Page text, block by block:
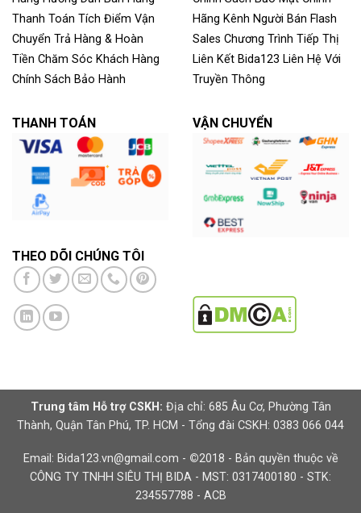
Thanh Toán Tích Điểm Vận
Chuyển Trả Hàng & Hoàn
Tiền Chăm Sóc Khách Hàng
Chính Sách Bảo Hành
Hãng Kênh Người Bán Flash
Sales Chương Trình Tiếp Thị
Liên Kết Bida123 Liên Hệ Với
Truyền Thông
THANH TOÁN
THEO DÕI CHÚNG TÔI
VẬN CHUYỂN
Trung tâm Hỗ trợ CSKH: Địa chỉ: 685 Âu Cơ, Phường Tân
Thành, Quận Tân Phú, TP. HCM - Tổng đài CSKH: 0383 066 044
Email: Bida123.vn@gmail.com - ©2018 - Bản quyền thuộc về
CÔNG TY TNHH SIÊU THỊ BIDA - MST: 0317400180 - STK:
234557788 - ACB